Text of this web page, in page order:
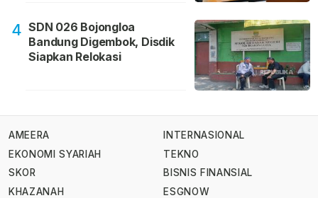
4 SDN 026 Bojongloa
Bandung Digembok, Disdik
Siapkan Relokasi
AMEERA
EKONOMI SYARIAH
SKOR
KHAZANAH
INTERNASIONAL
TEKNO
BISNIS FINANSIAL
ESGNOW